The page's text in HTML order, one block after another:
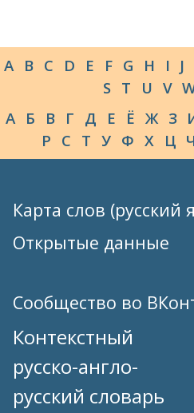
A B C D E F G H I J
S T U V
А Б В Г Д Е Ё Ж З
Р С Т У Ф Х Ц
Карта слов (русский
Открытые данные
Сообщество во
Контекстный
русско-англо-
русский словарь